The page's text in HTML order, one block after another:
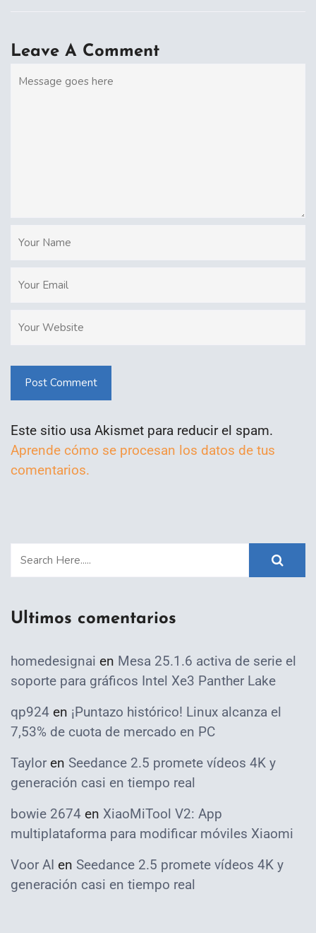
Leave A Comment
Post Comment
Este sitio usa Akismet para reducir el spam.
Aprende cómo se procesan los datos de tus
comentarios.
Ultimos comentarios
homedesignai en Mesa 25.1.6 activa de serie el
soporte para gráficos Intel Xe3 Panther Lake
qp924 en ¡Puntazo histórico! Linux alcanza el
7,53% de cuota de mercado en PC
Taylor en Seedance 2.5 promete vídeos 4K y
generación casi en tiempo real
bowie 2674 en XiaoMiTool V2: App
multiplataforma para modificar móviles Xiaomi
Voor AI en Seedance 2.5 promete vídeos 4K y
generación casi en tiempo real